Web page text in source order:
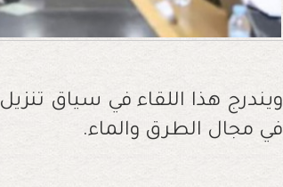
ويندرج هذا اللقاء في سياق
في مجال الطرق والماء.